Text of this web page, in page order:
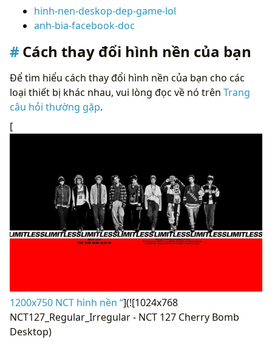
hinh-nen-deskop-dep-game-lol
anh-bia-facebook-doc
Cách thay đổi hình nền của bạn
Để tìm hiểu cách thay đổi hình nền của bạn cho các
loại thiết bị khác nhau, vui lòng đọc về nó trên Trang
câu hỏi thường gặp.
[
1200x750 NCT hình nền “](![1024x768
NCT127_Regular_Irregular - NCT 127 Cherry Bomb
Desktop)